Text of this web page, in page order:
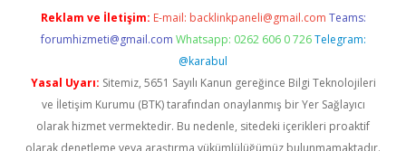
Reklam ve İletişim: E-mail: backlinkpaneli@gmail.com Teams:
forumhizmeti@gmail.com Whatsapp: 0262 606 0 726 Telegram:
@karabul
Yasal Uyarı: Sitemiz, 5651 Sayılı Kanun gereğince Bilgi Teknolojileri
ve İletişim Kurumu (BTK) tarafından onaylanmış bir Yer Sağlayıcı
olarak hizmet vermektedir. Bu nedenle, sitedeki içerikleri proaktif
olarak denetleme veya araştırma yükümlülüğümüz bulunmamaktadır.